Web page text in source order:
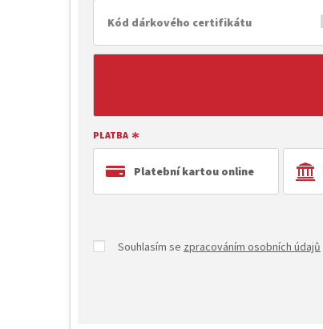
PLATBA
Platební kartou online
Souhlasím se zpracováním osobních údajů